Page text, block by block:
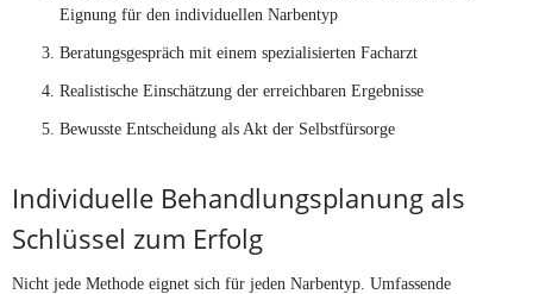
Eignung für den individuellen Narbentyp
Beratungsgespräch mit einem spezialisierten Facharzt
Realistische Einschätzung der erreichbaren Ergebnisse
Bewusste Entscheidung als Akt der Selbstfürsorge
Individuelle Behandlungsplanung als
Schlüssel zum Erfolg
Nicht jede Methode eignet sich für jeden Narbentyp. Umfassende